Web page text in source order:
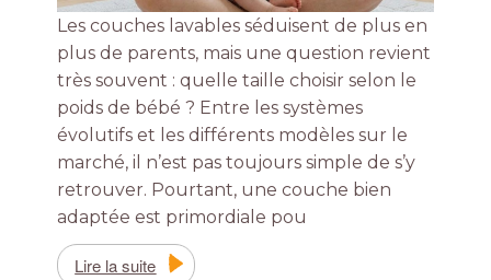
Les couches lavables séduisent de plus en
plus de parents, mais une question revient
très souvent : quelle taille choisir selon le
poids de bébé ? Entre les systèmes
évolutifs et les différents modèles sur le
marché, il n’est pas toujours simple de s’y
retrouver. Pourtant, une couche bien
adaptée est primordiale pou
Lire la suite